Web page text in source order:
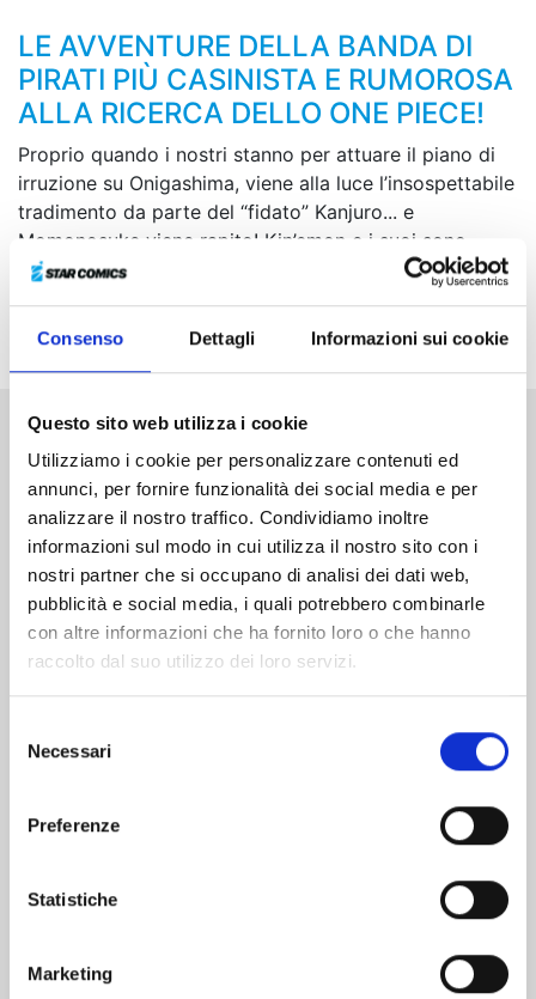
Consenso Dettagli Informazioni sui cookie
Questo sito web utilizza i cookie
Utilizziamo i cookie per personalizzare contenuti ed
annunci, per fornire funzionalità dei social media e per
analizzare il nostro traffico. Condividiamo inoltre
informazioni sul modo in cui utilizza il nostro sito con i
nostri partner che si occupano di analisi dei dati web,
pubblicità e social media, i quali potrebbero combinarle
con altre informazioni che ha fornito loro o che hanno
raccolto dal suo utilizzo dei loro servizi.
delNecessari
Preferenze
Statistiche
Marketing
LE AVVENTURE DELLA BANDA DI
PIRATI PIÙ CASINISTA E RUMOROSA
ALLA RICERCA DELLO ONE PIECE!
Proprio quando i nostri stanno per attuare il piano di
irruzione su Onigashima, viene alla luce l’insospettabile
tradimento da parte del “fidato” Kanjuro... e
Momonosuke viene rapito! Kin’emon e i suoi sono
molto scossi, ma la luce della speranza arriva con
forze! È tempo di raggiungere l’Isola degli Orchi!
Altri volumi della serie